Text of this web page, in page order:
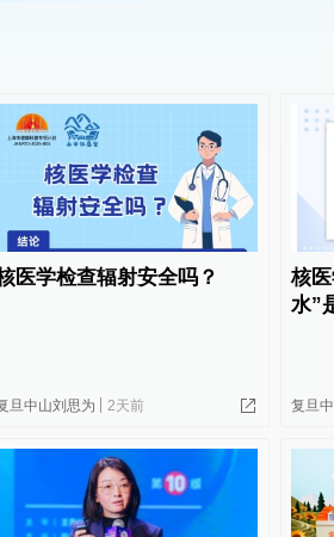
医学检查辐射安全吗？
旦中山刘思为 2天前
核
水”
复旦